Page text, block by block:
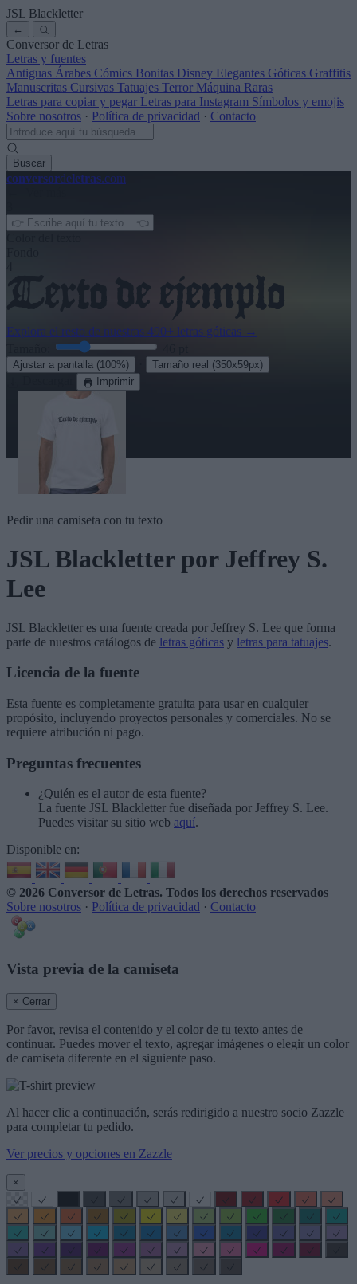
JSL Blackletter
←
Conversor de Letras
Letras y fuentes
Antiguas Árabes Cómics Bonitas Disney Elegantes Góticas Graffitis
Manuscritas Cursivas Tatuajes Terror Máquina Raras
Letras para copiar y pegar Letras para Instagram Símbolos y emojis
Sobre nosotros · Política de privacidad · Contacto
Buscar
conversordeletras.com
Explora el resto de nuestras 490+ letras góticas →
Ajustar a pantalla (100%) Tamaño real (350x59px)
Imprimir
Pedir una camiseta con tu texto
JSL Blackletterpor Jeffrey S.
Lee
JSL Blackletter es una fuente creada por Jeffrey S. Lee que forma
parte de nuestros catálogos de letras góticas y letras para tatuajes.
Licencia de la fuente
Esta fuente es completamente gratuita para usar en cualquier
propósito, incluyendo proyectos personales y comerciales. No se
requiere atribución ni pago.
Preguntas frecuentes
¿Quién es el autor de esta fuente?
La fuente JSL Blackletter fue diseñada por Jeffrey S. Lee.
Puedes visitar su sitio web aquí.
Disponible en:
© 2026 Conversor de Letras. Todos los derechos reservados
Sobre nosotros · Política de privacidad · Contacto
Vista previa de la camiseta
× Cerrar
Por favor, revisa el contenido y el color de tu texto antes de
continuar. Puedes mover el texto, agregar imágenes o elegir un color
de camiseta diferente en el siguiente paso.
Al hacer clic a continuación, serás redirigido a nuestro socio Zazzle
para completar tu pedido.
Ver precios y opciones en Zazzle
×